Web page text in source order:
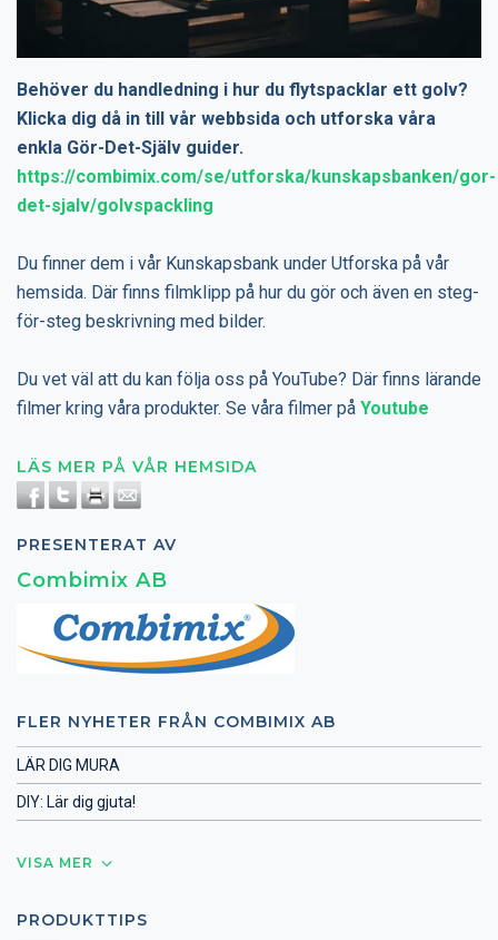
Behöver du handledning i hur du flytspacklar ett golv?
Klicka dig då in till vår webbsida och utforska våra
enkla Gör-Det-Själv guider.
https://combimix.com/se/utforska/kunskapsbanken/gor-
det-sjalv/golvspackling
Du finner dem i vår Kunskapsbank under Utforska på vår
hemsida. Där finns filmklipp på hur du gör och även en steg-
för-steg beskrivning med bilder.
Du vet väl att du kan följa oss på YouTube? Där finns lärande
filmer kring våra produkter. Se våra filmer på Youtube
LÄS MER PÅ VÅR HEMSIDA
PRESENTERAT AV
Combimix AB
FLER NYHETER FRÅN COMBIMIX AB
LÄR DIG MURA
DIY: Lär dig gjuta!
VISA MER
PRODUKTTIPS